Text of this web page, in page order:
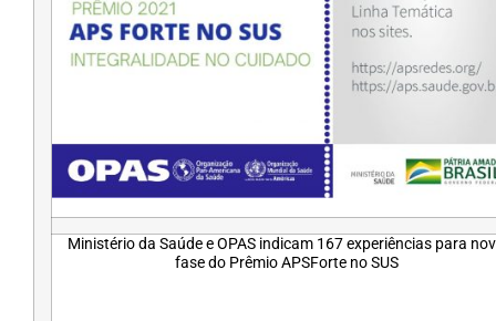
Ministério da Saúde e OPAS indicam 167 experiências para
fase do Prêmio APSForte no SUS